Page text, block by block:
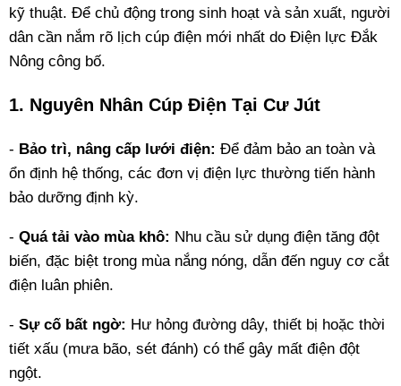
kỹ thuật. Để chủ động trong sinh hoạt và sản xuất, người
dân cần nắm rõ lịch cúp điện mới nhất do Điện lực Đắk
Nông công bố.
1. Nguyên Nhân Cúp Điện Tại Cư Jút
- Bảo trì, nâng cấp lưới điện: Để đảm bảo an toàn và
ổn định hệ thống, các đơn vị điện lực thường tiến hành
bảo dưỡng định kỳ.
- Quá tải vào mùa khô: Nhu cầu sử dụng điện tăng đột
biến, đặc biệt trong mùa nắng nóng, dẫn đến nguy cơ cắt
điện luân phiên.
- Sự cố bất ngờ: Hư hỏng đường dây, thiết bị hoặc thời
tiết xấu (mưa bão, sét đánh) có thể gây mất điện đột
ngột.